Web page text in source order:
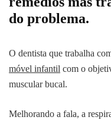
do problema.
O dentista que trabalha
móvel infantil com o
muscular bucal.
Melhorando a fala, a